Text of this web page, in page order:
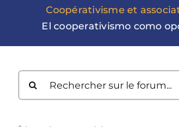
Coopérativisme et
El cooperativismo como